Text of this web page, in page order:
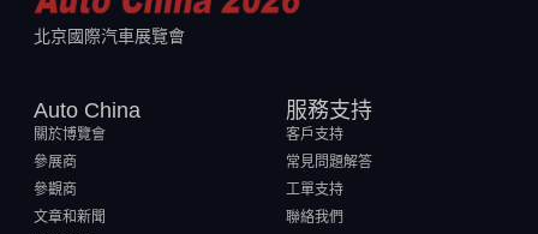
北京國際汽車展覽會
Auto China
關於博覽會
參展商
參觀商
文章和新聞
服務支持
客戶支持
常見問題解答
工單支持
聯絡我們